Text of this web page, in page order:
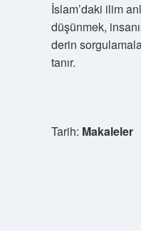
İslam’daki ilim
düşünmek,
derin
tanır.
Tarih: Makaleler